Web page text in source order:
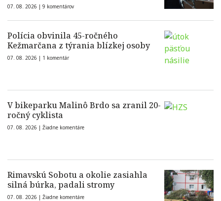
07. 08. 2026 | 9 komentárov
Polícia obvinila 45-ročného
Kežmarčana z týrania blízkej osoby
07. 08. 2026 | 1 komentár
V bikeparku Malinô Brdo sa zranil 20-
ročný cyklista
07. 08. 2026 | Žiadne komentáre
Rimavskú Sobotu a okolie zasiahla
silná búrka, padali stromy
07. 08. 2026 | Žiadne komentáre